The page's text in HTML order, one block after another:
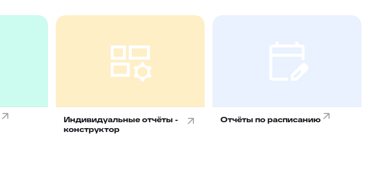
Индивидуальные отчёты -
конструктор
Отчёты по расписанию